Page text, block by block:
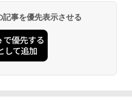
事を優先表示させる